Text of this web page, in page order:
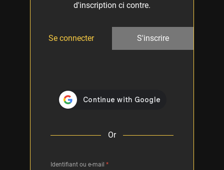
d'inscription ci contre.
Se connecter S'inscrire
Or
Identifiant ou e-mail *